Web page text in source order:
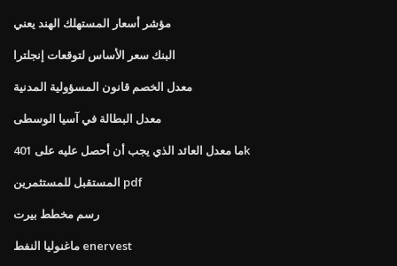
مؤشر أسعار المستهلك الهند يعني
البنك سعر الأساس لتوقعات إنجلترا
معدل الخصم قانون المسؤولية المدنية
معدل البطالة في آسيا الوسطى
ما معدل العائد الذي يجب أن أحصل عليه على 401k
المستقبل للمستثمرين pdf
رسم مخطط بيرت
ماغنوليا النفط enervest